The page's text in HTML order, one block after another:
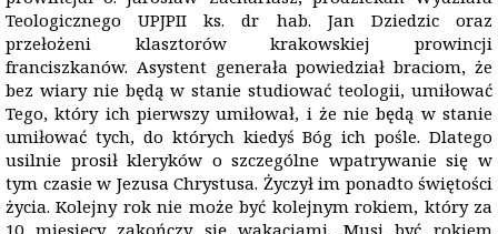
Teologicznego UPJPII ks. dr hab. Jan Dziedzic oraz
przełożeni klasztorów krakowskiej prowincji
franciszkanów. Asystent generała powiedział braciom, że
bez wiary nie będą w stanie studiować teologii, umiłować
Tego, który ich pierwszy umiłował, i że nie będą w stanie
umiłować tych, do których kiedyś Bóg ich pośle. Dlatego
usilnie prosił kleryków o szczególne wpatrywanie się w
tym czasie w Jezusa Chrystusa. Życzył im ponadto świętości
życia. Kolejny rok nie może być kolejnym rokiem, który za
10 miesięcy zakończy się wakacjami. Musi być rokiem